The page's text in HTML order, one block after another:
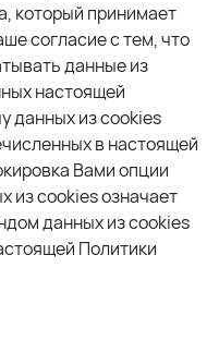
который принимает
согласие с тем, что
данные из
настоящей
данных из cookies
в настоящей
Вами опции
из cookies означает
данных из cookies
Политики